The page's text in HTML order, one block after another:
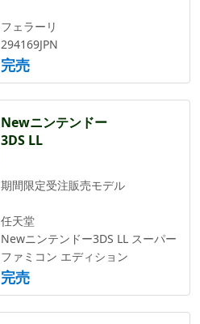
フェラーリ
294169JPN
完売
Newニンテンドー
3DS LL
期間限定受注販売モデル
任天堂
Newニンテンドー3DS LL スーパー
ファミコン エディション
完売